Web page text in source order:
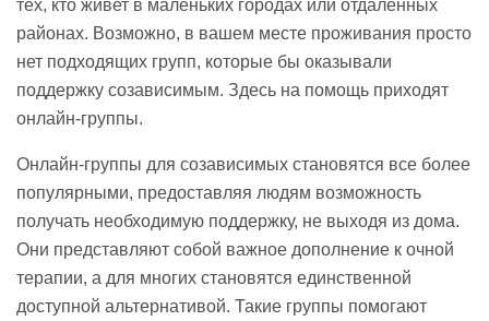
тех, кто живет в маленьких городах или отдаленных
районах. Возможно, в вашем месте проживания просто
нет подходящих групп, которые бы оказывали
поддержку созависимым. Здесь на помощь приходят
онлайн-группы.
Онлайн-группы для созависимых становятся все более
популярными, предоставляя людям возможность
получать необходимую поддержку, не выходя из дома.
Они представляют собой важное дополнение к очной
терапии, а для многих становятся единственной
доступной альтернативой. Такие группы помогают